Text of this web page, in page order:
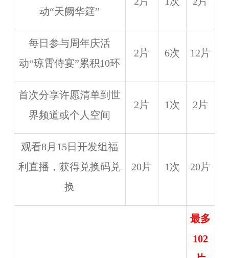
动“天阙华筳”
每日参与周年庆活
动“琼霄侍宴”累积10环
2片 6次 12片
首次分享许愿清单到世
界频道或个人空间
2片 1次 2片
观看8月15日开发组福
利直播，获得兑换码兑
换
20片 1次 20片
最多
102